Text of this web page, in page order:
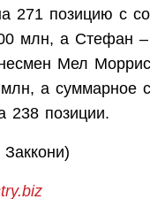
271 позицию с
млн, а Стефан
Мел
а суммарное
238 позиции.